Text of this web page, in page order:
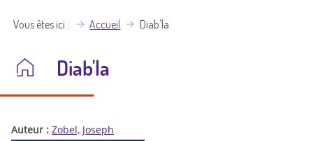
Vous êtes ici Accueil Diab'la
Diab'la
Auteur : Zobel, Joseph